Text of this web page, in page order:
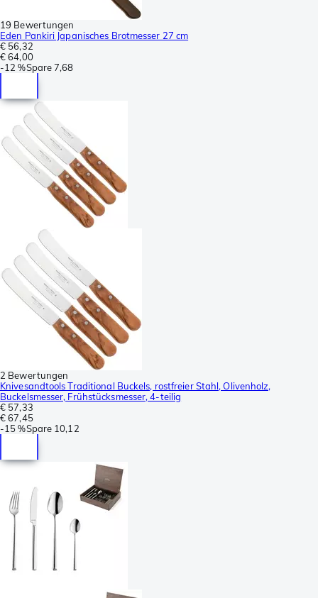
19 Bewertungen
Eden Pankiri Japanisches Brotmesser 27 cm
€ 56,32
€ 64,00
-12 %Spare7,68
2 Bewertungen
Knivesandtools Traditional Buckels, rostfreier Stahl, Olivenholz,
Buckelsmesser, Frühstücksmesser, 4-teilig
€ 57,33
€ 67,45
-15 %Spare 10,12